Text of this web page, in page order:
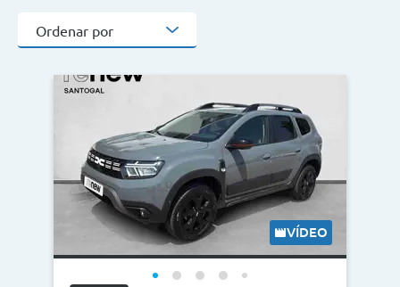
Novo, Usado, ...
Carroçaria
Modelos
Combustíveis
Ordenar por
VÍDEO